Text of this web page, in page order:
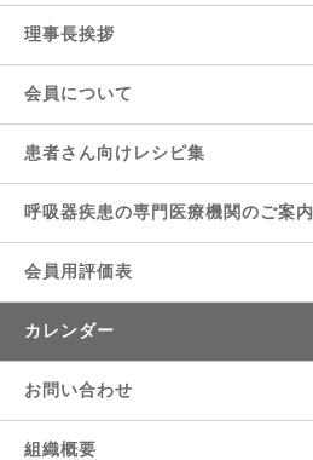
理事長挨拶
会員について
患者さん向けレシピ集
呼吸器疾患の専門医療機関のご案内
会員用評価表
カレンダー
お問い合わせ
組織概要